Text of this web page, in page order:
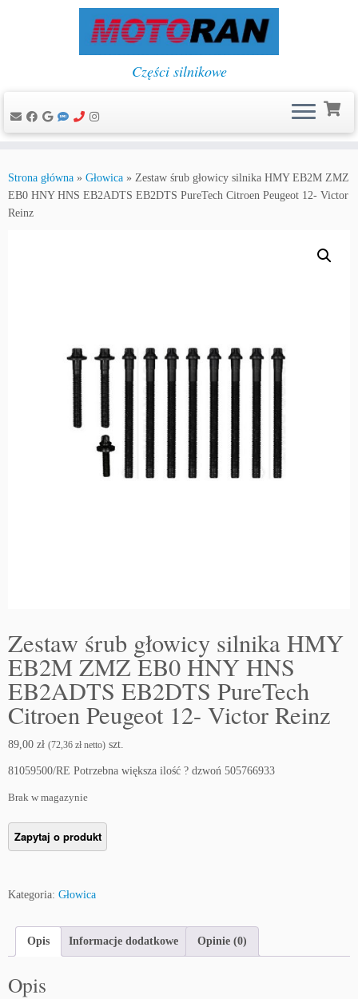
do
treści
Części silnikowe
Strona główna » Głowica » Zestaw śrub głowicy silnika HMY EB2M ZMZ
EB0 HNY HNS EB2ADTS EB2DTS PureTech Citroen Peugeot 12- Victor
Reinz
Zestaw śrub głowicy silnika HMY
EB2M ZMZ EB0 HNY HNS
EB2ADTS EB2DTS PureTech
Citroen Peugeot 12- Victor Reinz
89,00 zł (72,36 zł netto) szt.
81059500/RE Potrzebna większa ilość ? dzwoń 505766933
Brak w magazynie
Kategoria: Głowica
Opis Informacje dodatkowe Opinie (0)
Opis